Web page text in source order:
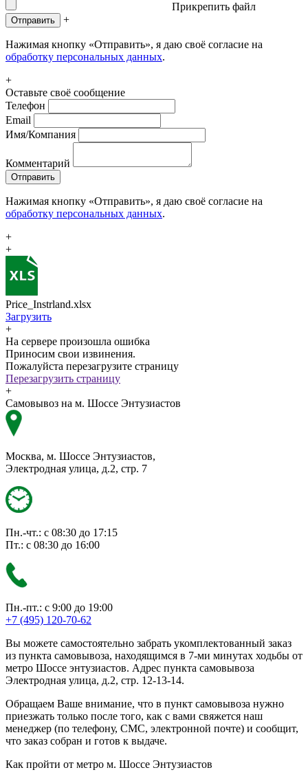
Прикрепить файл
Отправить +
Нажимая кнопку «Отправить», я даю своё согласие на
обработку персональных данных.
+
Оставьте своё сообщение
Телефон
Email
Имя/Компания
Комментарий
Отправить
Нажимая кнопку «Отправить», я даю своё согласие на
обработку персональных данных.
+
+
Price_Instrland.xlsx
Загрузить
+
На сервере произошла ошибка
Приносим свои извинения.
Пожалуйста перезагрузите страницу
Перезагрузить страницу
+
Самовывоз на м. Шоссе Энтузиастов
Москва, м. Шоссе Энтузиастов,
Электродная улица, д.2, стр. 7
Пн.-чт.: с 08:30 до 17:15
Пт.: с 08:30 до 16:00
Пн.-пт.: с 9:00 до 19:00
+7 (495) 120-70-62
Вы можете самостоятельно забрать укомплектованный заказ
из пункта самовывоза, находящимся в 7-ми минутах ходьбы от
метро Шоссе энтузиастов. Адрес пункта самовывоза
Электродная улица, д.2, стр. 12-13-14.
Обращаем Ваше внимание, что в пункт самовывоза нужно
приезжать только после того, как с вами свяжется наш
менеджер (по телефону, СМС, электронной почте) и сообщит,
что заказ собран и готов к выдаче.
Как пройти от метро м. Шоссе Энтузиастов